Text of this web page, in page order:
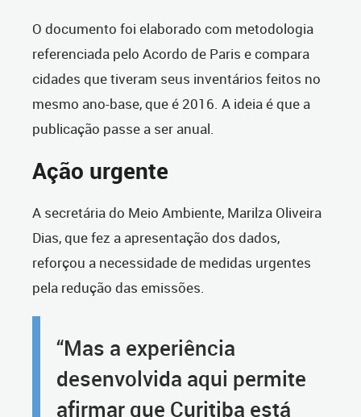
O documento foi elaborado com metodologia
referenciada pelo Acordo de Paris e compara
cidades que tiveram seus inventários feitos no
mesmo ano-base, que é 2016. A ideia é que a
publicação passe a ser anual.
Ação urgente
A secretária do Meio Ambiente, Marilza Oliveira
Dias, que fez a apresentação dos dados,
reforçou a necessidade de medidas urgentes
pela redução das emissões.
“Mas a experiência
desenvolvida aqui permite
afirmar que Curitiba está